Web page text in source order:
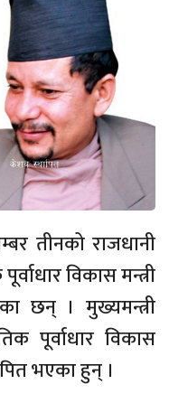
तीनको राजधानी
विकास मन्त्री
छन् । मुख्यमन्त्री
पूर्वाधार विकास
भएका हुन् ।